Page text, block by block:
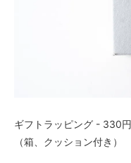
ギフトラッピング - 330円
（箱、クッション付き）